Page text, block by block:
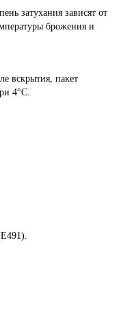
затухания зависят от
брожения и
вскрытия, пакет
4°С.